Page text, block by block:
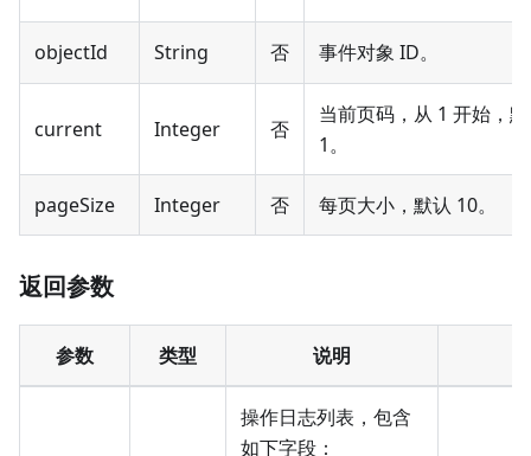
objectId String 否 事件对象 ID。
current Integer 否
当前页码，从 1 开始，
1。
pageSize Integer 否 每页大小，默认 10。
返回参数
参数 类型 说明
操作日志列表，包含
如下字段：